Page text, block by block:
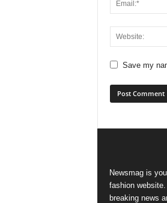
Save my
Newsmag is
fashion
breaking news